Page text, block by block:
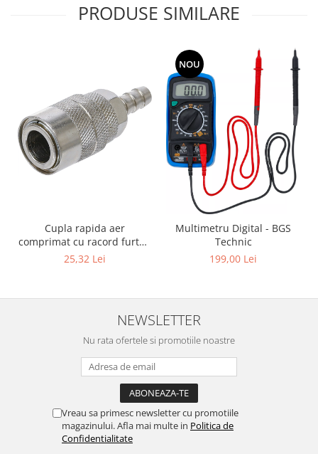
PRODUSE SIMILARE
Cupla rapida aer
comprimat cu racord furtun
8 mm (5/16") | SUA / Franta
25,32 Lei
NOU
Multimetru Digital - BGS
Technic
199,00 Lei
NEWSLETTER
Nu rata ofertele si promotiile noastre
Vreau sa primesc newsletter cu promotiile
magazinului. Afla mai multe in Politica de
Confidentialitate